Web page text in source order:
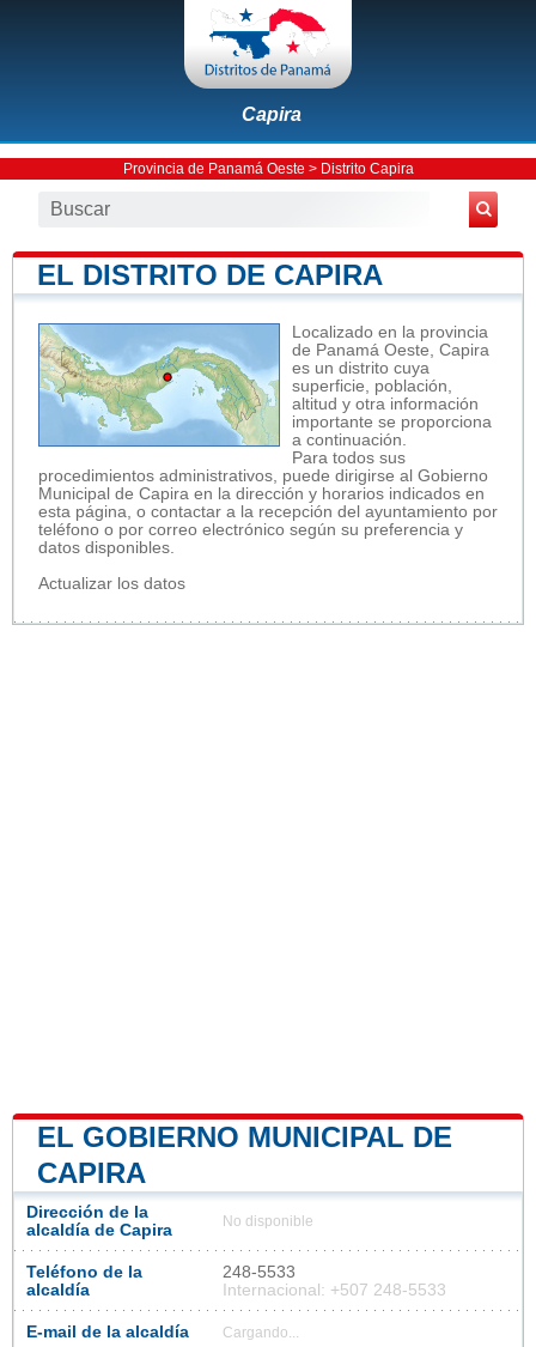
Capira
Provincia de Panamá Oeste > Distrito Capira
EL DISTRITO DE CAPIRA
Localizado en la provincia
de Panamá Oeste, Capira
es un distrito cuya
superficie, población,
altitud y otra información
importante se proporciona
a continuación.
Para todos sus
procedimientos administrativos, puede dirigirse al Gobierno
Municipal de Capira en la dirección y horarios indicados en
esta página, o contactar a la recepción del ayuntamiento por
teléfono o por correo electrónico según su preferencia y
datos disponibles.
Actualizar los datos
EL GOBIERNO MUNICIPAL DE
CAPIRA
Dirección de la
alcaldía de Capira
No disponible
Teléfono de la
alcaldía
248-5533
Internacional: +507 248-5533
E-mail de la alcaldía Cargando...